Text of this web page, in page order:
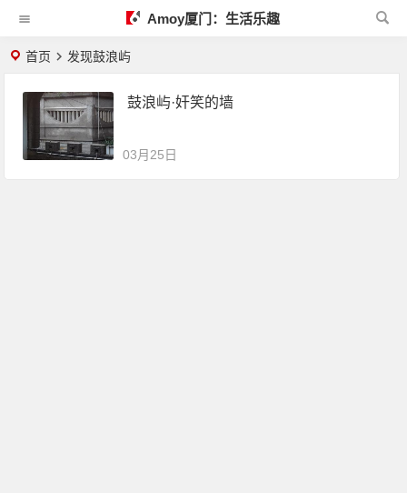
Amoy厦门：生活乐趣
首页 发现鼓浪屿
鼓浪屿·奸笑的墙
03月25日